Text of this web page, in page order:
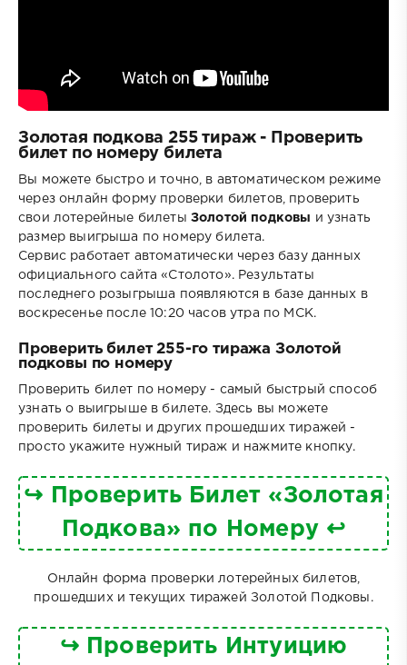
Золотая подкова 255 тираж - Проверить
билет по номеру билета
Вы можете быстро и точно, в автоматическом режиме
через онлайн форму проверки билетов, проверить
свои лотерейные билеты Золотой подковы
и узнать
размер выигрыша по номеру билета.
Сервис работает автоматически через базу данных
официального сайта «Столото». Результаты
последнего розыгрыша появляются в базе данных в
воскресенье после 10:20 часов утра по МСК.
Проверить билет 255-го тиража Золотой
подковы по номеру
Проверить билет по номеру - самый быстрый способ
узнать о выигрыше в билете. Здесь вы можете
проверить билеты и других прошедших тиражей -
просто укажите нужный тираж и нажмите кнопку.
↪ Проверить Билет «Золотая
Подкова» по Номеру ↩
Онлайн форма проверки лотерейных билетов,
прошедших и текущих тиражей Золотой Подковы.
↪ Проверить Интуицию